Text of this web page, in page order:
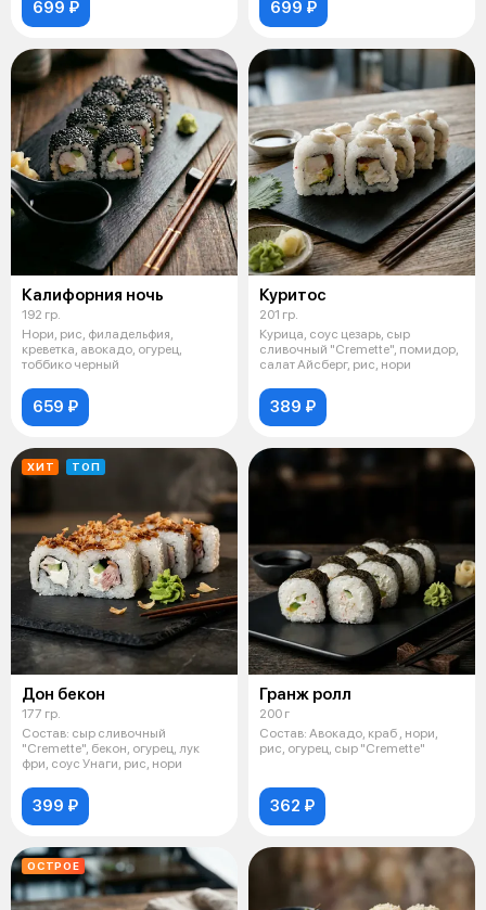
699 ₽ 699 ₽
Калифорния ночь
192 гр.
Нори, рис, филадельфия,
креветка, авокадо, огурец,
тоббико черный
659 ₽
Куритос
201 гр.
Курица, соус цезарь, сыр
сливочный "Cremette", помидор,
салат Айсберг, рис, нори
389 ₽
ХИТ ТОП
Дон бекон
177 гр.
Состав: сыр сливочный
"Cremette", бекон, огурец, лук
фри, соус Унаги, рис, нори
399 ₽
Гранж ролл
200 г
Состав: Авокадо, краб , нори,
рис, огурец, сыр "Cremette"
362 ₽
ОСТРОЕ